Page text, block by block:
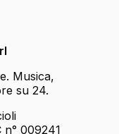
Musica,
su 24.
n° 009241